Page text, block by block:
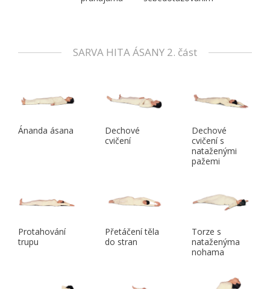
SARVA HITA ÁSANY 2. část
Ánanda ásana
Dechové
cvičení
Dechové
cvičení s
nataženými
pažemi
Protahování
trupu
Přetáčení těla
do stran
Torze s
nataženýma
nohama